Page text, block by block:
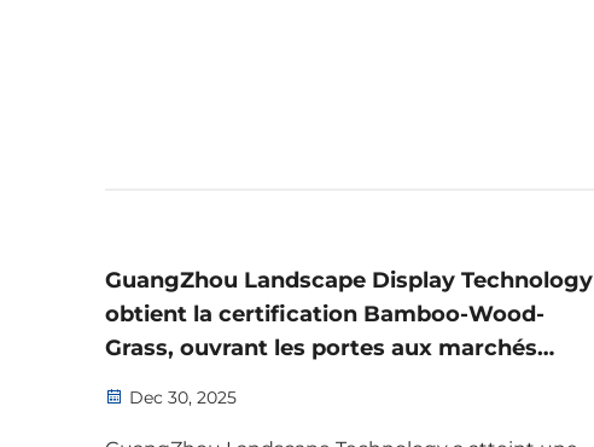
GuangZhou Landscape Display Technology
obtient la certification Bamboo-Wood-
Grass, ouvrant les portes aux marchés
Dec 30, 2025